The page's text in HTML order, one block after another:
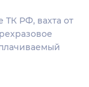
ТК РФ, вахта от